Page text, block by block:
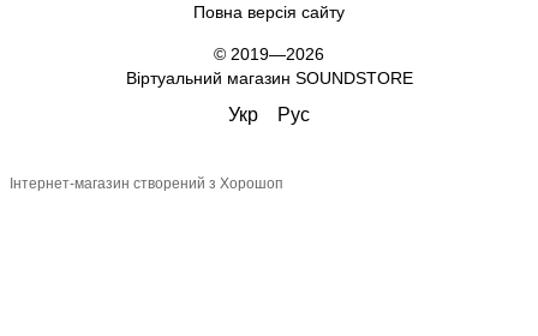
Повна версія сайту
© 2019—2026
Віртуальний магазин SOUNDSTORE
Укр Рус
Інтернет-магазин створений з Хорошоп